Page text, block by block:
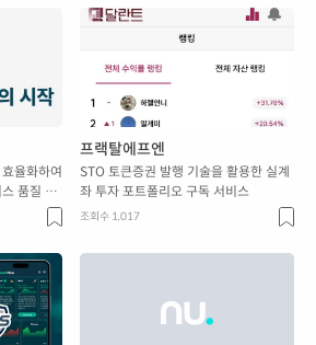
율화하여
품질 표
프랙탈에프엔
STO 토큰증권 발행 기술을 활용한 실계
좌 투자 포트폴리오 구독 서비스
조회수 1,017